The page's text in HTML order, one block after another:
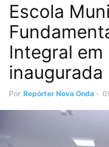
Escola
Integral em
inaugurada
Por Repórter Nova Onda -